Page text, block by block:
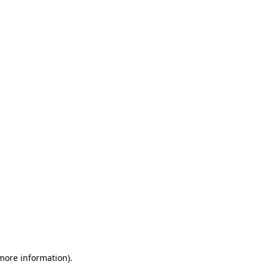
information).